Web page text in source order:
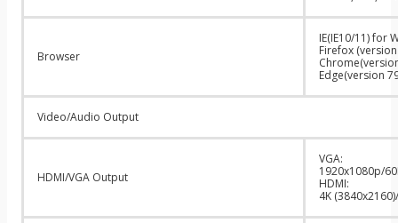
Browser
IE(IE10/11) for
Firefox
Edge(version
Video/Audio Output
HDMI/VGA Output
VGA:
1920x1080p/
HDMI:
4K